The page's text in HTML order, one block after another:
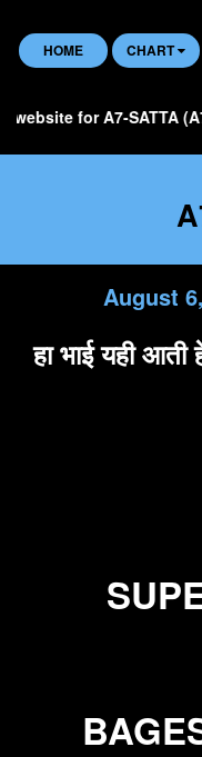
HOME CHART
for A7-SATTA (A7
August
हा भाई यही